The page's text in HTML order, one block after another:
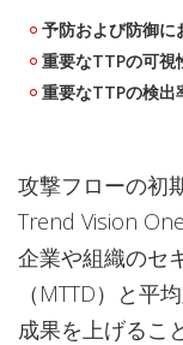
予防および防御に
重要なTTPの可視
重要なTTPの検出
攻撃フローの初
Trend Vision
企業や組織のセ
（MTTD）と平
成果を上げるこ